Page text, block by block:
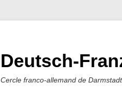
Deutsch-
Cercle franco-allemand de Darmstadt